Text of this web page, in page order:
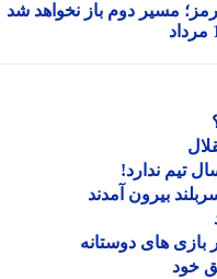
دوم باز نخواهد شد
ندارد!
های دوستانه